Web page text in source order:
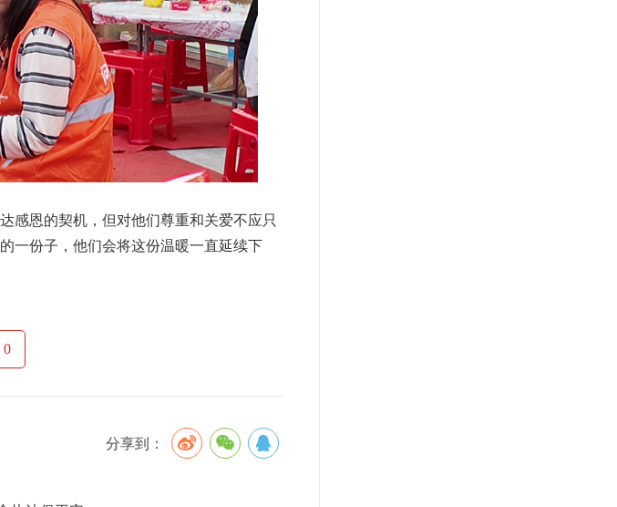
感恩的契机，但对他们尊重和关爱不应只
一份子，他们会将这份温暖一直延续下
0
分享到：